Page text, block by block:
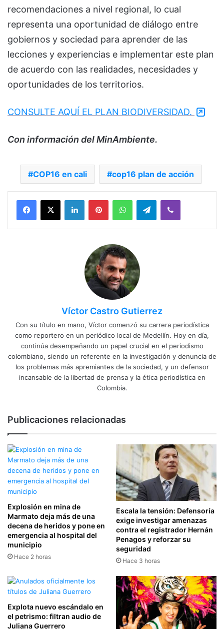
recomendaciones a nivel regional, lo cual
representa una oportunidad de diálogo entre
gobiernos y sociedad para aprender de las
lecciones y experiencias e implementar este plan
de acuerdo con las realidades, necesidades y
oportunidades de los territorios.
CONSULTE AQUÍ EL PLAN BIODIVERSIDAD.
Con información del MinAmbiente.
COP16 en cali cop16 plan de acción
Facebook
X LinkedInPinterestWhatsAppTelegramViber
Víctor Castro Gutierrez
Con su título en mano, Víctor comenzó su carrera periodística
como reportero en un periódico local de Medellín. Hoy en día,
continúa desempeñando un papel crucial en el periodismo
colombiano, siendo un referente en la investigación y denuncia de
los problemas más apremiantes de la sociedad, y un defensor
incansable de la libertad de prensa y la ética periodística en
Colombia.
Publicaciones relacionadas
Explosión en mina de
Marmato deja más de una
decena de heridos y pone en
emergencia al hospital del
municipio
Hace 2 horas
Escala la tensión: Defensoría
exige investigar amenazas
contra el registrador Hernán
Penagos y reforzar su
seguridad
Hace 3 horas
Explota nuevo escándalo en
el petrismo: filtran audio de
Juliana Guerrero